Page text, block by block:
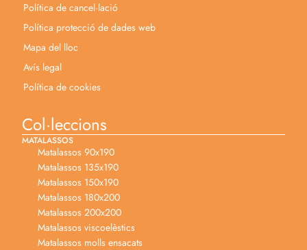
Política de cancel·lació
Política protecció de dades web
Mapa del lloc
Avís legal
Política de cookies
Col·leccions
MATALASSOS
Matalassos 90x190
Matalassos 135x190
Matalassos 150x190
Matalassos 180x200
Matalassos 200x200
Matalassos viscoelèstics
Matalassos molls ensacats